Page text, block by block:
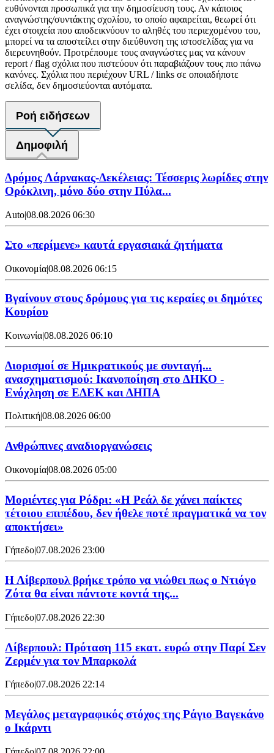
ευθύνονται προσωπικά για την δημοσίευση τους. Αν κάποιος
αναγνώστης/συντάκτης σχολίου, το οποίο αφαιρείται, θεωρεί ότι
έχει στοιχεία που αποδεικνύουν το αληθές του περιεχομένου του,
μπορεί να τα αποστείλει στην διεύθυνση της ιστοσελίδας για να
διερευνηθούν. Προτρέπουμε τους αναγνώστες μας να κάνουν
report / flag σχόλια που πιστεύουν ότι παραβιάζουν τους πιο πάνω
κανόνες. Σχόλια που περιέχουν URL / links σε οποιαδήποτε
σελίδα, δεν δημοσιεύονται αυτόματα.
Ροή ειδήσεων
Δημοφιλή
Δρόμος Λάρνακας-Δεκέλειας: Τέσσερις λωρίδες στην
Ορόκλινη, μόνο δύο στην Πύλα...
Auto|08.08.2026 06:30
Στο «περίμενε» καυτά εργασιακά ζητήματα
Οικονομία|08.08.2026 06:15
Βγαίνουν στους δρόμους για τις κεραίες οι δημότες
Κουρίου
Κοινωνία|08.08.2026 06:10
Διορισμοί σε Ημικρατικούς με συνταγή...
ανασχηματισμού: Ικανοποίηση στο ΔΗΚΟ -
Ενόχληση σε ΕΔΕΚ και ΔΗΠΑ
Πολιτική08.08.2026 06:00
Ανθρώπινες αναδιοργανώσεις
Οικονομία|08.08.2026 05:00
Μοριέντες για Ρόδρι: «Η Ρεάλ δε χάνει παίκτες
τέτοιου επιπέδου, δεν ήθελε ποτέ πραγματικά να τον
αποκτήσει»
Γήπεδο|07.08.2026 23:00
Η Λίβερπουλ βρήκε τρόπο να νιώθει πως ο Ντιόγο
Ζότα θα είναι πάντοτε κοντά της...
Γήπεδο|07.08.2026 22:30
Λίβερπουλ: Πρόταση 115 εκατ. ευρώ στην Παρί Σεν
Ζερμέν για τον Μπαρκολά
Γήπεδο|07.08.2026 22:14
Μεγάλος μεταγραφικός στόχος της Ράγιο Βαγεκάνο
ο Ικάρντι